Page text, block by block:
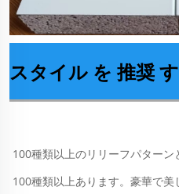
スタイル を 推奨
100種類以上のリリーフパター
100種類以上あります。豪華で